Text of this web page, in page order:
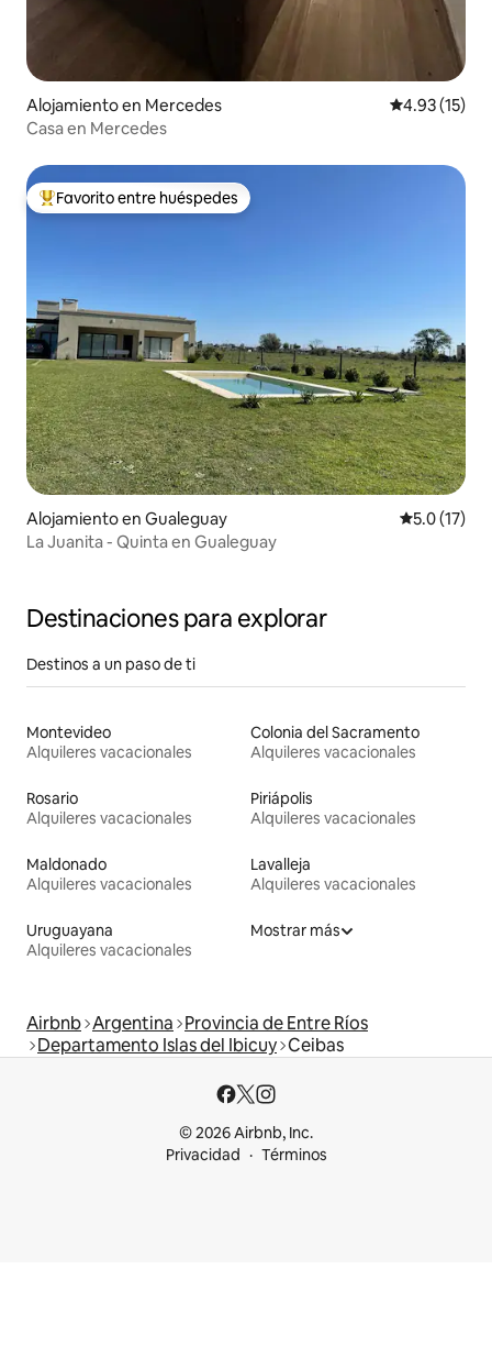
Alojamiento en Mercedes Calificación
4.93 (15)
Casa en Mercedes
Favorito entre huéspedes preferido
Favorito entre huéspedes
Alojamiento en Gualeguay Calificación
5.0 (17)
La Juanita - Quinta en Gualeguay
Destinaciones para explorar
Destinos a un paso de ti
Montevideo
Alquileres vacacionales
Colonia del Sacramento
Alquileres vacacionales
Rosario
Alquileres vacacionales
Piriápolis
Alquileres vacacionales
Maldonado
Alquileres vacacionales
Lavalleja
Alquileres vacacionales
Uruguayana
Alquileres vacacionales
Mostrar más
Airbnb Argentina Provincia de Entre Ríos
Departamento Islas del Ibicuy Ceibas
© 2026 Airbnb, Inc.
Privacidad
Términos